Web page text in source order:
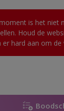
is het niet
Houd de
er hard aan om